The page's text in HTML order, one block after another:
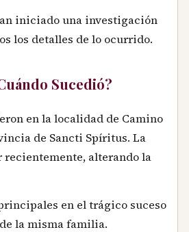
iniciado una investigación
los detalles de lo ocurrido.
Sucedió?
en la localidad de Camino
de Sancti Spíritus. La
alterando la
en el trágico suceso
la misma familia.